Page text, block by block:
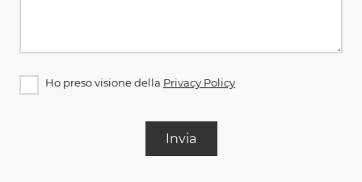
Ho preso visione della Privacy Policy
Invia